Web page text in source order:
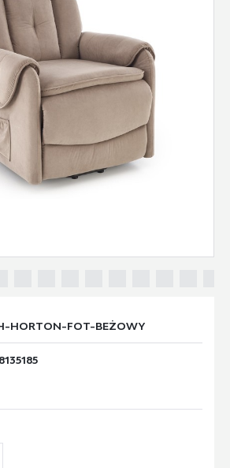
HORTON-FOT-BEŻOWY